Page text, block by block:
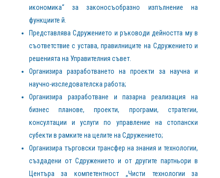
икономика“ за законосъобразно изпълнение на
функциите й.
Представлява Сдружението и ръководи дейността му в
съответствие с устава, правилниците на Сдружението и
решенията на Управителния съвет.
Организира разработването на проекти за научна и
научно-изследователска работа;
Организира разработване и пазарна реализация на
бизнес планове, проекти, програми, стратегии,
консултации и услуги по управление на стопански
субекти в рамките на целите на Сдружението;
Организира търговски трансфер на знания и технологии,
създадени от Сдружението и от другите партньори в
Центъра за компетентност „Чисти технологии за